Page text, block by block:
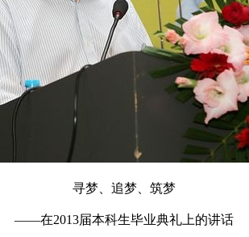
寻梦、追梦、筑梦
——在2013届本科生毕业典礼上的讲话